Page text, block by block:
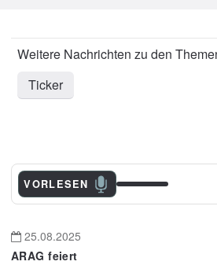
Ticker
VORLESEN
25.08.2025
ARAG feiert